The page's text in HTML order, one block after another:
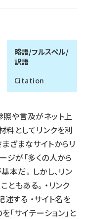
略語/フルスペル/
訳語
Citation
照や言及がネット上
料としてリンクを利
ざまなサイトからリ
ジが「多くの人から
本だ。 しかし、リン
もある。 ・リンク
する ・サイト名を
「サイテーション」と